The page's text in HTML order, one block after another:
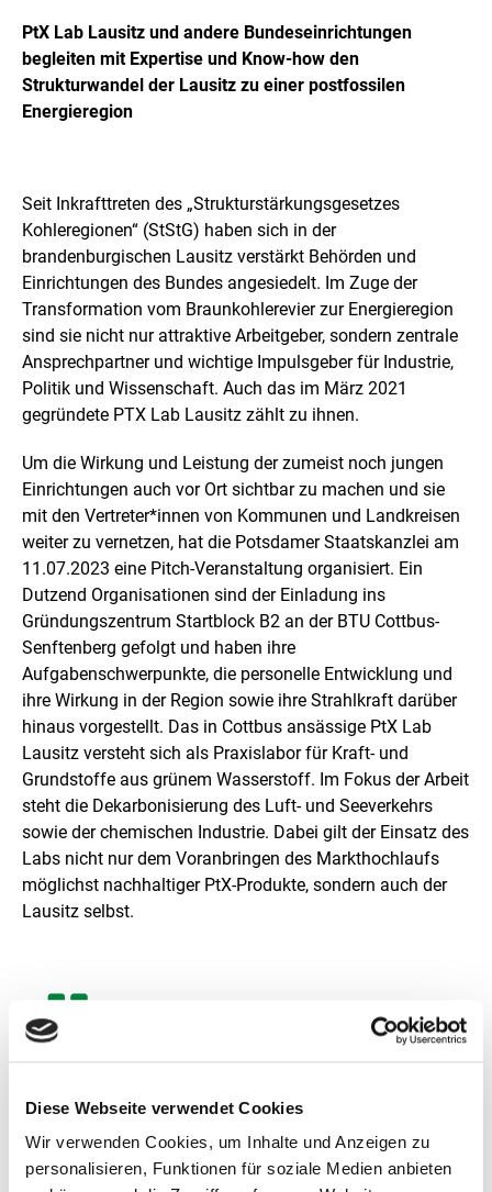
Diese Webseite verwendet Cookies
Wir verwenden Cookies, um Inhalte und Anzeigen zu
personalisieren, Funktionen für soziale Medien anbieten
n
e
t
B
i
n
e
i
n
e
r
v
e
r
g
ö
e
r
t
n
D
a
r
s
t
e
l
l
u
n
g
PtX Lab Lausitz und andere Bundeseinrichtungen
begleiten mit Expertise und Know-how den
Strukturwandel der Lausitz zu einer postfossilen
Energieregion
Seit Inkrafttreten des „Strukturstärkungsgesetzes
Kohleregionen“ (StStG) haben sich in der
brandenburgischen Lausitz verstärkt Behörden und
Einrichtungen des Bundes angesiedelt. Im Zuge der
Transformation vom Braunkohlerevier zur Energieregion
sind sie nicht nur attraktive Arbeitgeber, sondern zentrale
Ansprechpartner und wichtige Impulsgeber für Industrie,
Politik und Wissenschaft. Auch das im März 2021
gegründete PTX Lab Lausitz zählt zu ihnen.
Um die Wirkung und Leistung der zumeist noch jungen
Einrichtungen auch vor Ort sichtbar zu machen und sie
mit den Vertreter*innen von Kommunen und Landkreisen
weiter zu vernetzen, hat die Potsdamer Staatskanzlei am
11.07.2023 eine Pitch-Veranstaltung organisiert. Ein
Dutzend Organisationen sind der Einladung ins
Gründungszentrum Startblock B2 an der BTU Cottbus-
Senftenberg gefolgt und haben ihre
Aufgabenschwerpunkte, die personelle Entwicklung und
ihre Wirkung in der Region sowie ihre Strahlkraft darüber
hinaus vorgestellt. Das in Cottbus ansässige PtX Lab
Lausitz versteht sich als Praxislabor für Kraft- und
Grundstoffe aus grünem Wasserstoff. Im Fokus der Arbeit
steht die Dekarbonisierung des Luft- und Seeverkehrs
sowie der chemischen Industrie. Dabei gilt der Einsatz des
Labs nicht nur dem Voranbringen des Markthochlaufs
möglichst nachhaltiger PtX-Produkte, sondern auch der
Lausitz selbst.
Markthochlauf von PtX-Produkten und
den daraus folgenden ökonomischen
Chancen teilzuhaben.“